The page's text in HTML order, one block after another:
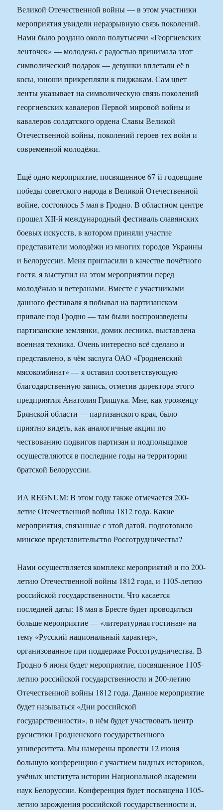
Великой Отечественной войны — в этом участники
мероприятия увидели неразрывную связь поколений.
Нами было роздано около полутысячи «Георгиевских
ленточек» — молодежь с радостью принимала этот
символический подарок — девушки вплетали её в
косы, юноши прикрепляли к пиджакам. Сам цвет
ленты указывает на символическую связь поколений
георгиевских кавалеров Первой мировой войны и
кавалеров солдатского ордена Славы Великой
Отечественной войны, поколений героев тех войн и
современной молодёжи.
Ещё одно мероприятие, посвященное 67-й годовщине
победы советского народа в Великой Отечественной
войне, состоялось 5 мая в Гродно. В областном центре
прошел XII-й международный фестиваль славянских
боевых искусств, в котором приняли участие
представители молодёжи из многих городов Украины
и Белоруссии. Меня пригласили в качестве почётного
гостя, я выступил на этом мероприятии перед
молодёжью и ветеранами. Вместе с участниками
данного фестиваля я побывал на партизанском
привале под Гродно — там были воспроизведены
партизанские землянки, домик лесника, выставлена
военная техника. Очень интересно всё сделано и
представлено, в чём заслуга ОАО «Гродненский
мясокомбинат» — я оставил соответствующую
благодарственную запись, отметив директора этого
предприятия Анатолия Гришука. Мне, как уроженцу
Брянской области — партизанского края, было
приятно видеть, как аналогичные акции по
чествованию подвигов партизан и подпольщиков
осуществляются в последние годы на территории
братской Белоруссии.
ИА REGNUM: В этом году также отмечается 200-
летие Отечественной войны 1812 года. Какие
мероприятия, связанные с этой датой, подготовило
минское представительство Россотрудничества?
Нами осуществляется комплекс мероприятий и по 200-
летию Отечественной войны 1812 года, и 1105-летию
российской государственности. Что касается
последней даты: 18 мая в Бресте будет проводиться
больше мероприятие — «литературная гостиная» на
тему «Русский национальный характер»,
организованное при поддержке Россотрудничества. В
Гродно 6 июня будет мероприятие, посвященное 1105-
летию российской государственности и 200-летию
Отечественной войны 1812 года. Данное мероприятие
будет называться «Дни российской
государственности», в нём будет участвовать центр
русистики Гродненского государственного
университета. Мы намерены провести 12 июня
большую конференцию с участием видных историков,
учёных института истории Национальной академии
наук Белоруссии. Конференция будет посвящена 1105-
летию зарождения российской государственности и,